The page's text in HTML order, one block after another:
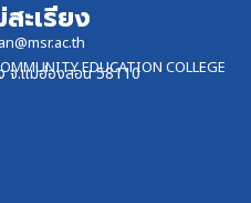
ะเรียง
EDUCATION COLLEGE
จ.แม่ฮ่องสอน 58110